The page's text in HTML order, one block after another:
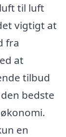
til luft
vigtigt at
fra
at
tilbud
bedste
en